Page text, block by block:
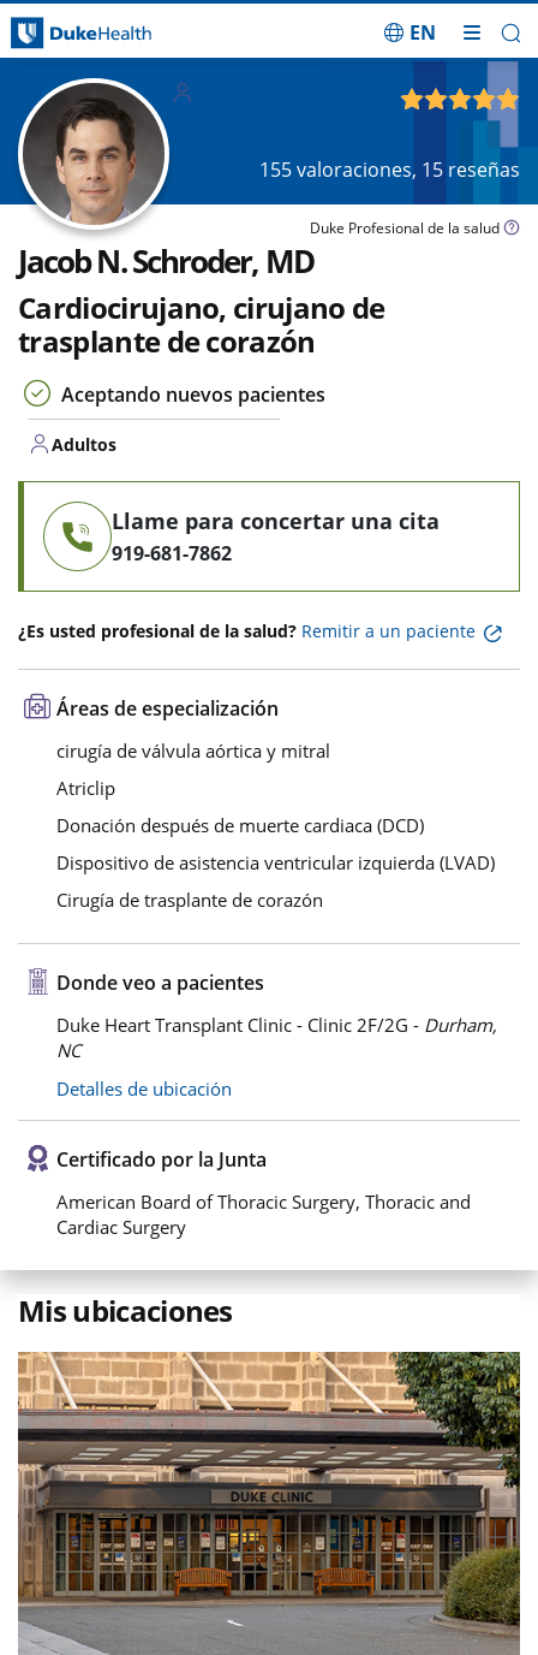
EN
155valoraciones, 15 reseñas
Duke Profesional de la salud
Jacob N. Schroder, MD
Cardiocirujano, cirujano de
trasplante de corazón
Aceptando nuevos pacientes
Adultos
Llame para concertar una cita
919-681-7862
¿Es usted profesional de la salud? Remitir a un paciente
Áreas de especialización
cirugía de válvula aórtica y mitral
Atriclip
Donación después de muerte cardiaca (DCD)
Dispositivo de asistencia ventricular izquierda (LVAD)
Cirugía de trasplante de corazón
Donde veo a pacientes
Duke Heart Transplant Clinic - Clinic 2F/2G - Durham,
NC
Detalles de ubicación
Certificado por la Junta
American Board of Thoracic Surgery, Thoracic and
Cardiac Surgery
Mis ubicaciones